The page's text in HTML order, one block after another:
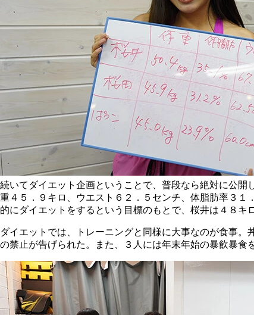
続いてダイエット企画ということで、普段なら絶対に公
重４５．９キロ、ウエスト６２．５センチ、体脂肪率３
的にダイエットをするという目標のもとで、桜井は４８
ダイエットでは、トレーニングと同様に大事なのが食事
の禁止が告げられた。また、３人には年末年始の暴飲暴食